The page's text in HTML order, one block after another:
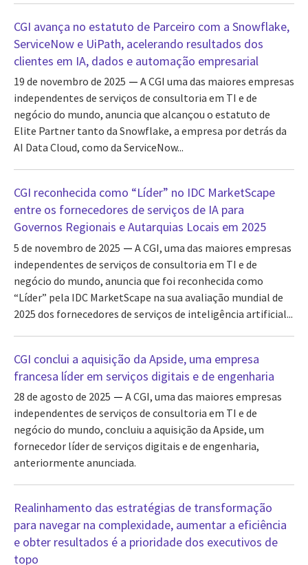
CGI avança no estatuto de Parceiro com a Snowflake,
ServiceNow e UiPath, acelerando resultados dos
clientes em IA, dados e automação empresarial
19 de novembro de 2025
A CGI uma das maiores empresas
independentes de serviços de consultoria em TI e de
negócio do mundo, anuncia que alcançou o estatuto de
Elite Partner tanto da Snowflake, a empresa por detrás da
AI Data Cloud, como da ServiceNow...
CGI reconhecida como “Líder” no IDC MarketScape
entre os fornecedores de serviços de IA para
Governos Regionais e Autarquias Locais em 2025
5 de novembro de 2025
A CGI, uma das maiores empresas
independentes de serviços de consultoria em TI e de
negócio do mundo, anuncia que foi reconhecida como
“Líder” pela IDC MarketScape na sua avaliação mundial de
2025 dos fornecedores de serviços de inteligência artificial...
CGI conclui a aquisição da Apside, uma empresa
francesa líder em serviços digitais e de engenharia
28 de agosto de 2025
A CGI, uma das maiores empresas
independentes de serviços de consultoria em TI e de
negócio do mundo, concluiu a aquisição da Apside, um
fornecedor líder de serviços digitais e de engenharia,
anteriormente anunciada.
Realinhamento das estratégias de transformação
para navegar na complexidade, aumentar a eficiência
e obter resultados é a prioridade dos executivos de
topo